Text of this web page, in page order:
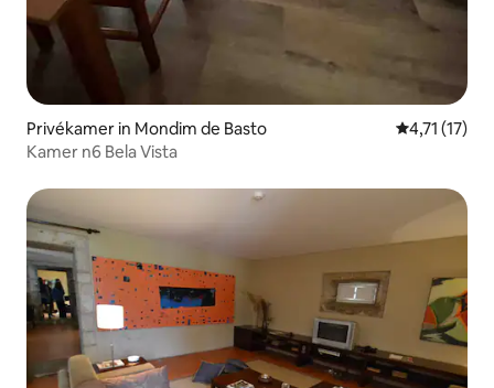
Privékamer in Mondim de Basto Gemiddelde
4,71 (17)
Kamer n6 Bela Vista